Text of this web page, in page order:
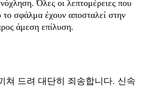
Όλες οι λεπτομέρειες που
το σφάλμα έχουν αποσταλεί στην
άμεση επίλυση.
쳐 드려 대단히 죄송합니다. 신속